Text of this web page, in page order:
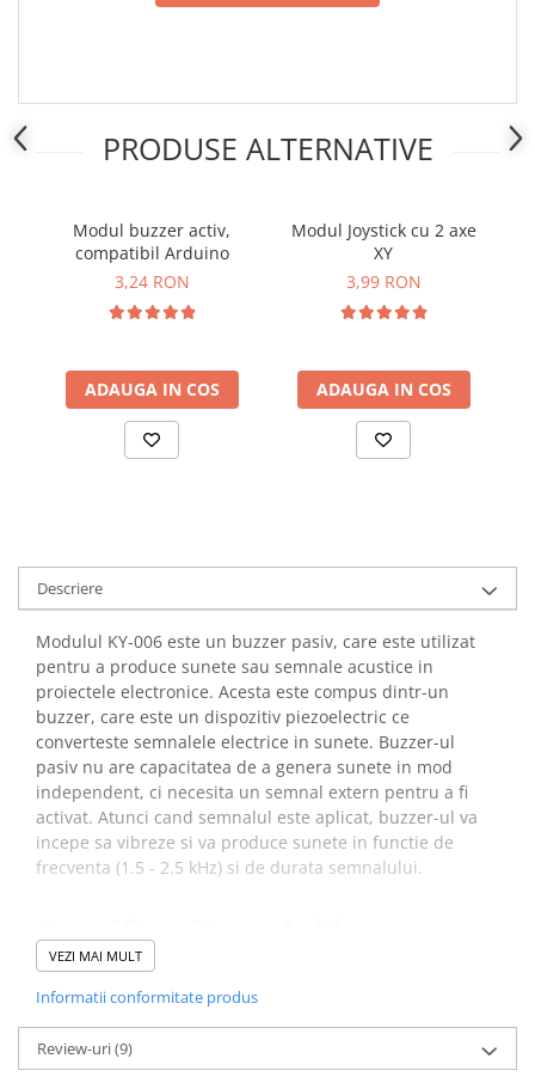
PRODUSE ALTERNATIVE
Modul buzzer activ,
compatibil Arduino
3,24 RON
ADAUGA IN COS
Modul Joystick cu 2 axe
XY
3,99 RON
ADAUGA IN COS
Descriere
Modulul KY-006 este un buzzer pasiv, care este utilizat
pentru a produce sunete sau semnale acustice in
proiectele electronice. Acesta este compus dintr-un
buzzer, care este un dispozitiv piezoelectric ce
converteste semnalele electrice in sunete. Buzzer-ul
pasiv nu are capacitatea de a genera sunete in mod
independent, ci necesita un semnal extern pentru a fi
activat. Atunci cand semnalul este aplicat, buzzer-ul va
incepe sa vibreze si va produce sunete in functie de
frecventa (1.5 - 2.5 kHz) si de durata semnalului.
Specificatii modul buzzer
pasiv:
Curentul de lucru:
Interval de generare a tonurilor:1.5 kHz ~ 2.5 kHz
VEZI MAI MULT
Informatii conformitate produs
Review-uri(9)